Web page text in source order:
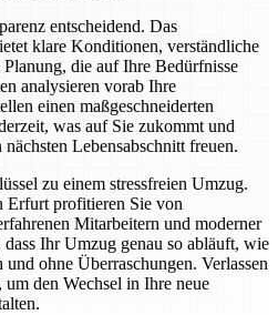
entscheidend. Das
klare Konditionen, verständliche
die auf Ihre Bedürfnisse
analysieren vorab Ihre
einen maßgeschneiderten
was auf Sie zukommt und
Lebensabschnitt freuen.
zu einem stressfreien Umzug.
Erfurt profitieren Sie von
Mitarbeitern und moderner
Ihr Umzug genau so abläuft, wie
ohne Überraschungen. Verlassen
den Wechsel in Ihre neue